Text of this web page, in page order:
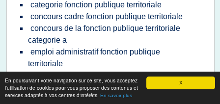
X
En poursuivant votre navigation sur ce site, vous acceptez
l'utilisation de cookies pour vous proposer des contenus et
services adaptés à vos centres d'intérêts. En savoir plus
categorie fonction publique territoriale
concours cadre fonction publique territoriale
concours de la fonction publique territoriale
categorie a
emploi administratif fonction publique
territoriale
recrutement fonction publique hospitaliere
sans concours
cadre fonction publique territoriale